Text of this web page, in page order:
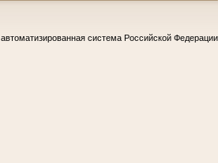
система Российской